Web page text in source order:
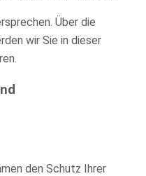
Über die
wir Sie in dieser
den Schutz Ihrer